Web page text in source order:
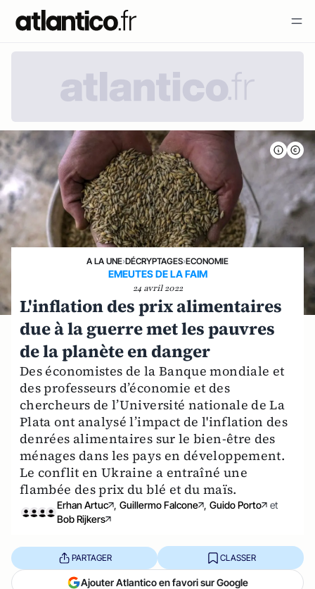
A LA UNE›DÉCRYPTAGES›ECONOMIE
EMEUTES DE LA FAIM
24 avril 2022
L'inflation des prix alimentaires
due à la guerre met les pauvres
de la planète en danger
Des économistes de la Banque mondiale et
des professeurs d’économie et des
chercheurs de l’Université nationale de La
Plata ont analysé l’impact de l'inflation des
denrées alimentaires sur le bien-être des
ménages dans les pays en développement.
Le conflit en Ukraine a entraîné une
flambée des prix du blé et du maïs.
Erhan Artuc , Guillermo Falcone , Guido Porto
et
Bob Rijkers
PARTAGER CLASSER
Ajouter Atlantico en favori sur Google